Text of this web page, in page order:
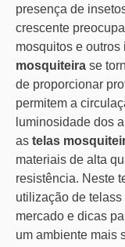
presença de
crescente
mosquitos e
mosquiteira se
de proporcionar
permitem a
luminosidade dos
as telas
materiais de alta
resistência. Neste
utilização de
mercado e dicas
um ambiente mais